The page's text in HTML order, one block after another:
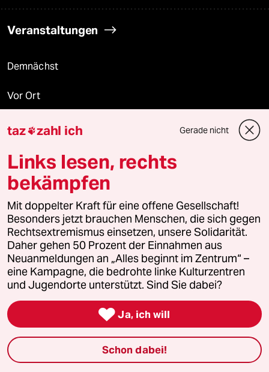
Veranstaltungen
Demnächst
Vor Ort
Live im Stream
Vergangene
taz lab 2027
Mehr taz Lesestoff
taz Blogs
taz FUTURZWEI
Le Monde diplomatique
taz Archiv
taz zahl ich Gerade nicht
Links lesen, rechts
bekämpfen
Mit doppelter Kraft für eine offene Gesellschaft!
Besonders jetzt brauchen Menschen, die sich gegen
Rechtsextremismus einsetzen, unsere Solidarität.
Daher gehen 50 Prozent der Einnahmen aus
Neuanmeldungen an „Alles beginnt im Zentrum“ –
eine Kampagne, die bedrohte linke Kulturzentren
und Jugendorte unterstützt. Sind Sie dabei?
 Ja, ich will
Schon dabei!